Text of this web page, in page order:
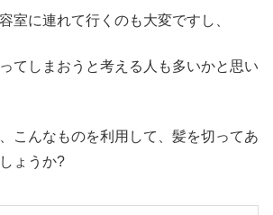
室に連れて行くのも大変ですし、
てしまおうと考える人も多いかと思い
こんなものを利用して、髪を切ってあ
ょうか?